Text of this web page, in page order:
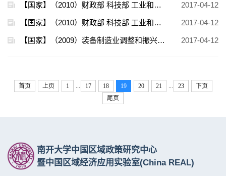
【国家】（2010）财政部 科技部 工业和信息化部 国家发展改革委关于扩大公共服务领域节能与新能源汽车示范推广有关工作的通知 2017-04-12
【国家】（2010）财政部 科技部 工业和信息化部 国家发展改革委关于开展私人购买新能源汽车补贴试点的通知 2017-04-12
【国家】（2009）装备制造业调整和振兴规划 2017-04-12
首页 上页 1 ... 17 18 19 20 21 ... 23
下页
尾页
南开大学中国区域政策研究中心
暨中国区域经济应用实验室(China REAL)